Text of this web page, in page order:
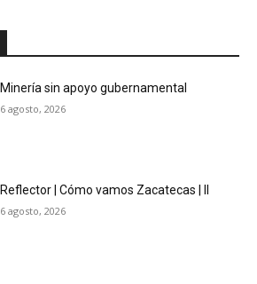
Minería sin apoyo gubernamental
6 agosto, 2026
Reflector | Cómo vamos Zacatecas | II
6 agosto, 2026